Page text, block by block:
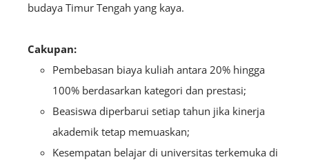
budaya Timur Tengah yang kaya.
Cakupan:
Pembebasan biaya kuliah antara 20% hingga
100% berdasarkan kategori dan prestasi;
Beasiswa diperbarui setiap tahun jika kinerja
akademik tetap memuaskan;
Kesempatan belajar di universitas terkemuka di